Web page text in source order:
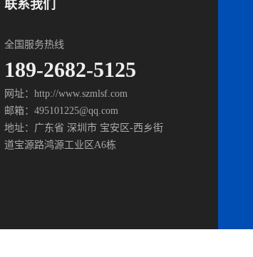
联系我们
全国服务热线
189-2682-5125
网址：http://www.szmlsf.com
邮箱：495101225@qq.com
地址：广东省 深圳市 宝安区-西乡街
道宝源路鸿源工业区A6栋